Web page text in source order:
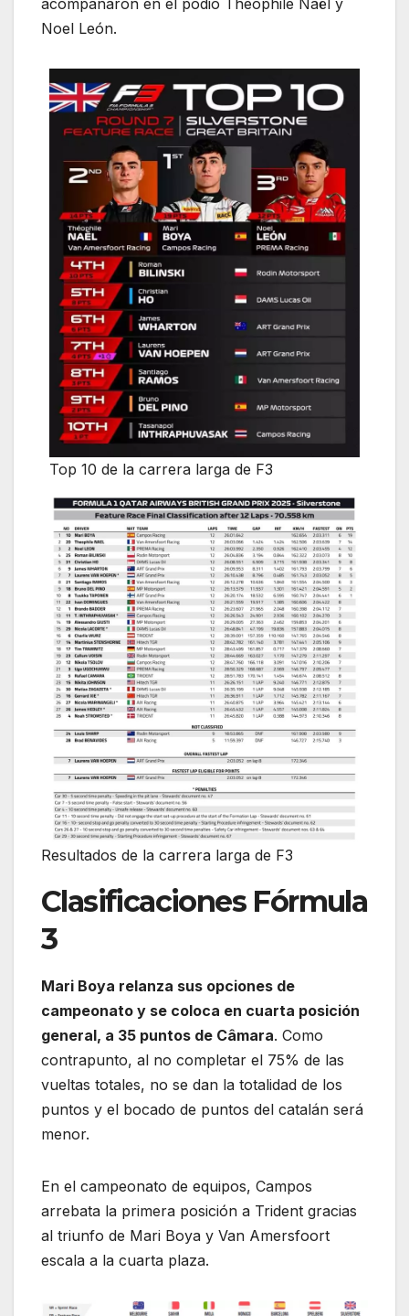
Noel León.
Top 10 de la carrera larga de F3
Resultados de la carrera larga de F3
Clasificaciones Fórmula
3
Mari Boya relanza sus opciones de
campeonato y se coloca en cuarta posición
general, a 35 puntos de Câmara. Como
contrapunto, al no completar el 75% de las
vueltas totales, no se dan la totalidad de los
puntos y el bocado de puntos del catalán será
menor.
En el campeonato de equipos, Campos
arrebata la primera posición a Trident gracias
al triunfo de Mari Boya y Van Amersfoort
escala a la cuarta plaza.